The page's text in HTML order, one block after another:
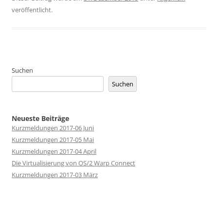
veröffentlicht.
Suchen
Suchen
Neueste Beiträge
Kurzmeldungen 2017-06 Juni
Kurzmeldungen 2017-05 Mai
Kurzmeldungen 2017-04 April
Die Virtualisierung von OS/2 Warp Connect
Kurzmeldungen 2017-03 März